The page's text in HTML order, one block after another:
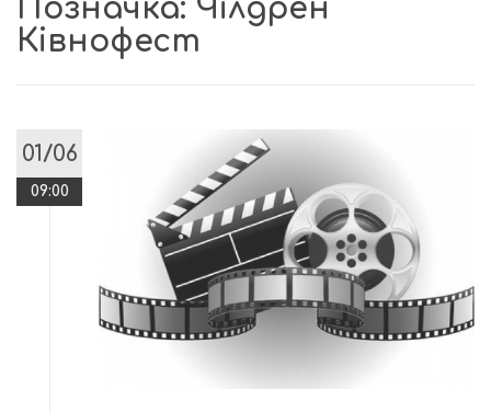
Позначка: Чілдрен
Ківнофест
01/06
09:00